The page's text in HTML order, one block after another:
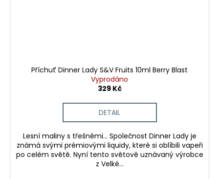
Příchuť Dinner Lady S&V Fruits 10ml Berry Blast
Vyprodáno
329 Kč
DETAIL
Lesní maliny s třešněmi... Společnost Dinner Lady je
známá svými prémiovými liquidy, které si oblíbili vapeři
po celém světě. Nyní tento světově uznávaný výrobce
z Velké...